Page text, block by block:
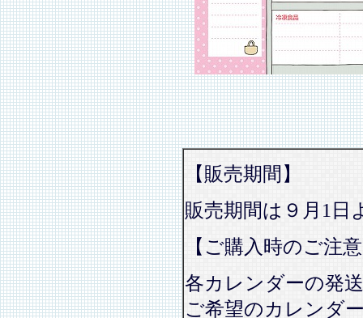
【販売期間】
販売期間は９月1日
【ご購入時のご注
各カレンダーの発
ご希望のカレンダ